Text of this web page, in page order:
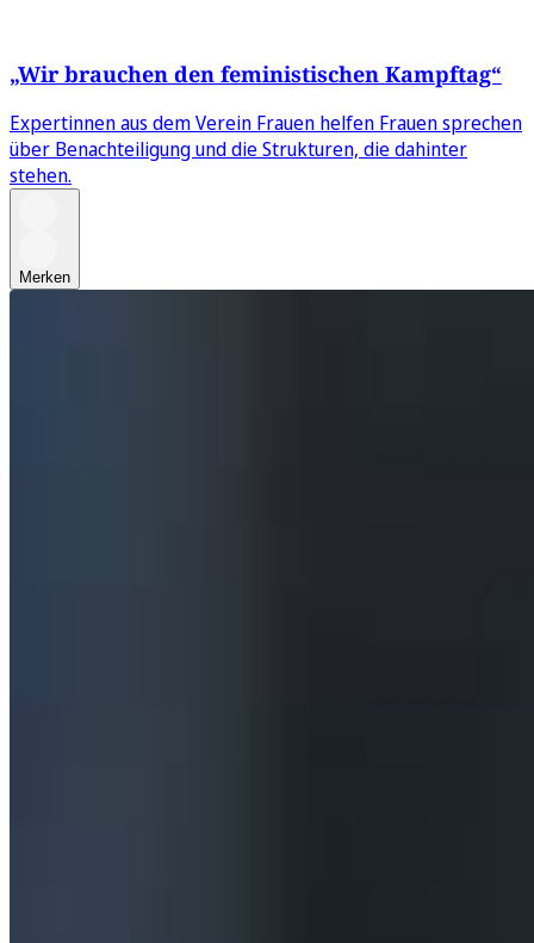
„Wir brauchen den feministischen Kampftag“
Expertinnen aus dem Verein Frauen helfen Frauen sprechen
über Benachteiligung und die Strukturen, die dahinter
stehen.
Merken